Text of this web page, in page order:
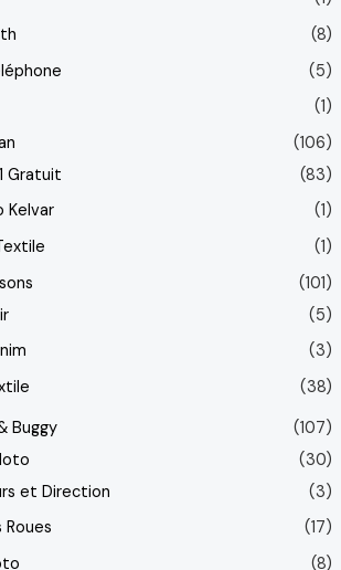
(8)
(5)
(1)
(106)
Gratuit
(83)
Kelvar
(1)
(1)
(101)
(5)
(3)
(38)
Buggy
(107)
(30)
et Direction
(3)
Roues
(17)
(8)